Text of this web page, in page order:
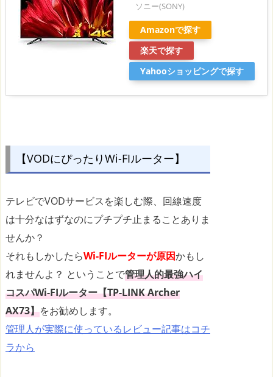
ソニー(SONY)
Amazonで探す
楽天で探す
Yahooショッピングで探す
【VODにぴったりWi-FIルーター】
テレビでVODサービスを楽しむ際、回線速度
は十分なはずなのにプチプチ止まることありま
せんか？
それもしかしたらWi-FIルーターが原因かもし
れませんよ？ ということで管理人的最強ハイ
コスパWi-FIルーター【TP-LINK Archer
AX73】をお勧めします。
管理人が実際に使っているレビュー記事はコチ
ラから